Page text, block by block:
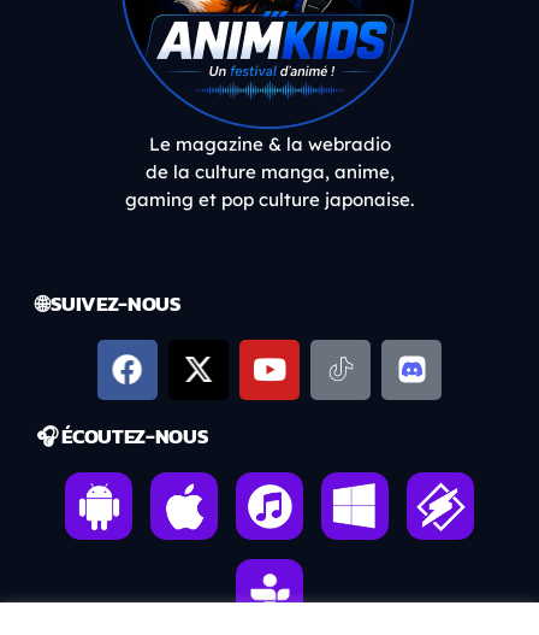
Le magazine & la webradio
de la culture manga, anime,
gaming et pop culture japonaise.
🌐 SUIVEZ-NOUS
🎧 ÉCOUTEZ-NOUS